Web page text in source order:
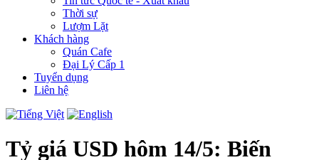
Thời sự
Lượm Lặt
Khách hàng
Quán Cafe
Đại Lý Cấp 1
Tuyển dụng
Liên hệ
Tỷ giá USD hôm 14/5: Biến